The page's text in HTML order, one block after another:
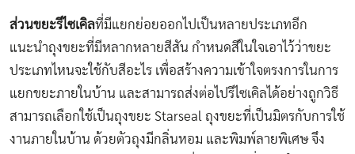
ส่วนขยะรีไซเคิลที่มีแยกย่อยออกไปเป็นหลายประเภทอีก
แนะนำถุงขยะที่มีหลากหลายสีสัน กำหนดสีในใจเอาไว้ว่าขยะ
ประเภทไหนจะใช้กับสีอะไร เพื่อสร้างความเข้าใจตรงการในการ
แยกขยะภายในบ้าน และสามารถส่งต่อไปรีไซเคิลได้อย่างถูกวิธี
สามารถเลือกใช้เป็นถุงขยะ Starseal ถุงขยะที่เป็นมิตรกับการใช้
งานภายในบ้าน ด้วยตัวถุงมีกลิ่นหอม และพิมพ์ลายพิเศษ​ จึง